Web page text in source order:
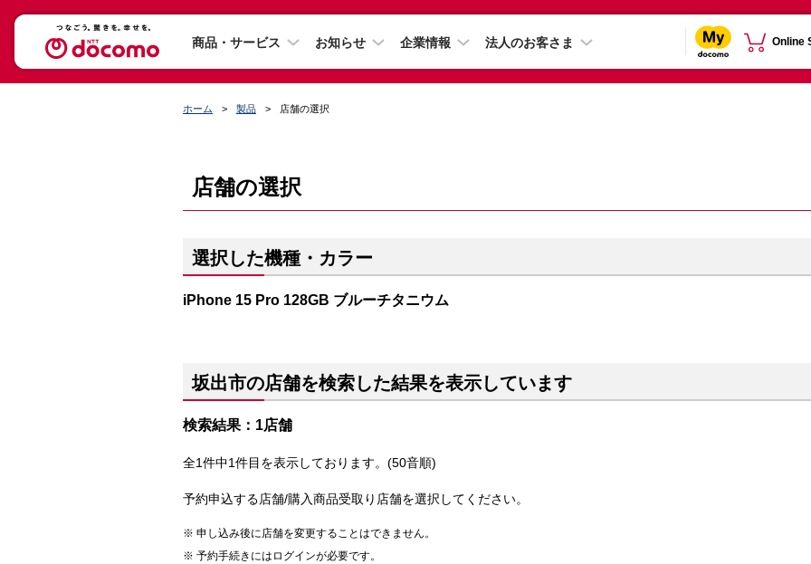
商品・サービス お知らせ 企業情報 法人のお客さま Online
ホーム 製品 店舗の選択
店舗の選択
選択した機種・カラー
iPhone 15 Pro 128GB ブルーチタニウム
坂出市の店舗を検索した結果を表示しています
検索結果：1店舗
全1件中1件目を表示しております。(50音順)
予約申込する店舗/購入商品受取り店舗を選択してください。
申し込み後に店舗を変更することはできません。
予約手続きにはログインが必要です。